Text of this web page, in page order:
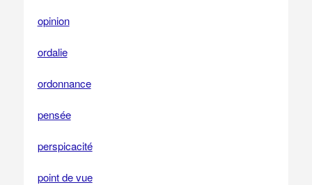
opinion
ordalie
ordonnance
pensée
perspicacité
point de vue